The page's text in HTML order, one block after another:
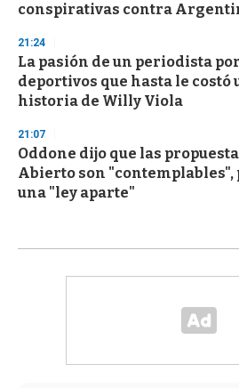
conspirativas contra
21:24
La pasión de un periodista
deportivos que hasta le
historia de Willy Viola
21:07
Oddone dijo que las
Abierto son
una "ley aparte"